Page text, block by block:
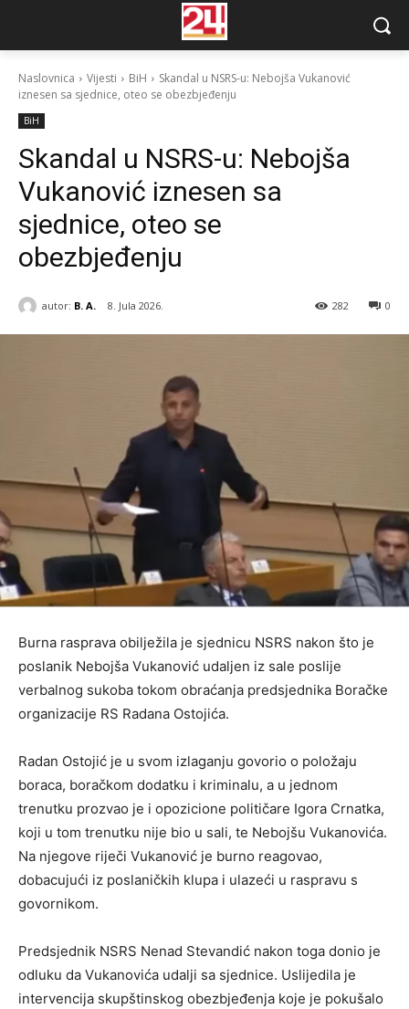
Naslovnica Vijesti BiH
Skandal u NSRS-u: Nebojša Vukanović
iznesen sa sjednice, oteo se obezbjeđenju
BiH
Skandal u NSRS-u: Nebojša
Vukanović iznesen sa
sjednice, oteo se
obezbjeđenju
autor: B. A. 8. Jula 2026. 0
282
Burna rasprava obilježila je sjednicu NSRS nakon što je
poslanik Nebojša Vukanović udaljen iz sale poslije
verbalnog sukoba tokom obraćanja predsjednika Boračke
organizacije RS Radana Ostojića.
Radan Ostojić je u svom izlaganju govorio o položaju
boraca, boračkom dodatku i kriminalu, a u jednom
trenutku prozvao je i opozicione političare Igora Crnatka,
koji u tom trenutku nije bio u sali, te Nebojšu Vukanovića.
Na njegove riječi Vukanović je burno reagovao,
dobacujući iz poslaničkih klupa i ulazeći u raspravu s
govornikom.
Predsjednik NSRS Nenad Stevandić nakon toga donio je
odluku da Vukanovića udalji sa sjednice. Uslijedila je
intervencija skupštinskog obezbjeđenja koje je pokušalo